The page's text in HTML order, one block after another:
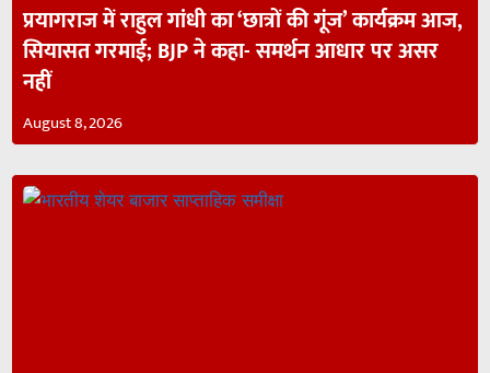
प्रयागराज में राहुल गांधी का ‘छात्रों की गूंज’ कार्यक्रम आज,
सियासत गरमाई; BJP ने कहा- समर्थन आधार पर असर
नहीं
August 8, 2026